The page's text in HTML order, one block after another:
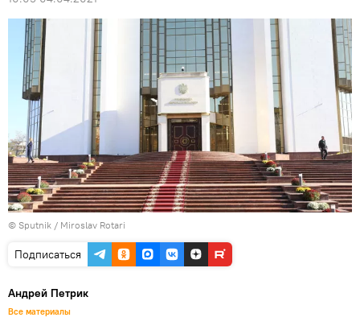
© Sputnik / Miroslav Rotari
Подписаться
Андрей Петрик
Все материалы